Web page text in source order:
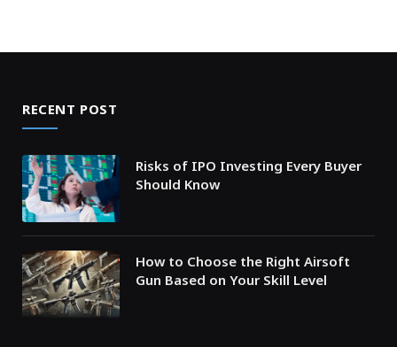
RECENT POST
Risks of IPO Investing Every Buyer
Should Know
How to Choose the Right Airsoft
Gun Based on Your Skill Level